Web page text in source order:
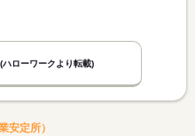
(ハローワークより転載)
安定所）